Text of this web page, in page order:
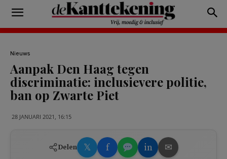
Nieuws
Aanpak Den Haag tegen
discriminatie: inclusievere politie,
ban op Zwarte Piet
28 JANUARI 2021, 16:15
Delen 𝕏 f in ✉